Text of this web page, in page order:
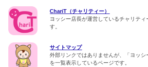
ChariT（チャリティー）
ヨッシー店長が運営しているチャリテ
す。
サイトマップ
外部リンクではありませんが、「ヨッシ
を一覧表示しているページです。